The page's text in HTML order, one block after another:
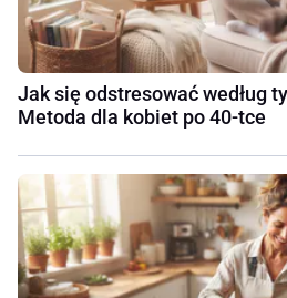
Jak się odstresować według
Metoda dla kobiet po 40-tce